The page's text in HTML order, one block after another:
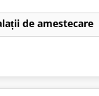
de amestecare